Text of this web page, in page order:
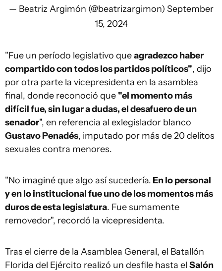
— Beatriz Argimón (@beatrizargimon) September
15, 2024
"Fue un período legislativo queagradezco haber
compartido con todos los partidos políticos", dijo
por otra parte la vicepresidenta en la asamblea
final, donde reconoció que "el momento más
difícil fue, sin lugar a dudas, el desafuero de un
senador", en referencia al exlegislador blanco
Gustavo Penadés, imputado por más de 20 delitos
sexuales contra menores.
"No imaginé que algo así sucedería. En lo personal
y en lo institucional fue uno de los momentos más
duros de esta legislatura. Fue sumamente
removedor", recordó la vicepresidenta.
Tras el cierre de la Asamblea General, el Batallón
Florida del Ejército realizó un desfile hasta el Salón